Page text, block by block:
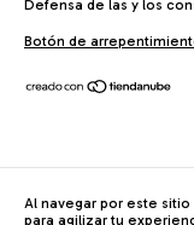
Al navegar por este sitio
para agilizar tu
Defensa de las y los
Botón de